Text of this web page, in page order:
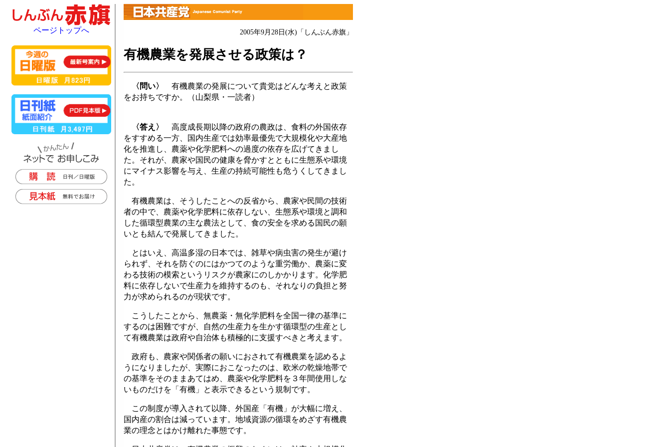
2005年9月28日(水)「しんぶん赤旗」
有機農業を発展させる政策は？
〈問い〉
有機農業の発展について貴党はどんな考えと政策
をお持ちですか。（山梨県・一読者）
〈答え〉
高度成長期以降の政府の農政は、食料の外国依存
をすすめる一方、国内生産では効率最優先で大規模化や大産地
化を推進し、農薬や化学肥料への過度の依存を広げてきまし
た。それが、農家や国民の健康を脅かすとともに生態系や環境
にマイナス影響を与え、生産の持続可能性も危うくしてきまし
た。
有機農業は、そうしたことへの反省から、農家や民間の技術
者の中で、農薬や化学肥料に依存しない、生態系や環境と調和
した循環型農業の主な農法として、食の安全を求める国民の願
いとも結んで発展してきました。
とはいえ、高温多湿の日本では、雑草や病虫害の発生が避け
られず、それを防ぐのにはかつてのような重労働か、農薬に変
わる技術の模索というリスクが農家にのしかかります。化学肥
料に依存しないで生産力を維持するのも、それなりの負担と努
力が求められるのが現状です。
こうしたことから、無農薬・無化学肥料を全国一律の基準に
するのは困難ですが、自然の生産力を生かす循環型の生産とし
て有機農業は政府や自治体も積極的に支援すべきと考えます。
政府も、農家や関係者の願いにおされて有機農業を認めるよ
うになりましたが、実際におこなったのは、欧米の乾燥地帯で
の基準をそのままあてはめ、農薬や化学肥料を３年間使用しな
いものだけを「有機」と表示できるという規制です。
この制度が導入されて以降、外国産「有機」が大幅に増え、
国内産の割合は減っています。地域資源の循環をめざす有機農
業の理念とはかけ離れた事態です。
ページトップへ